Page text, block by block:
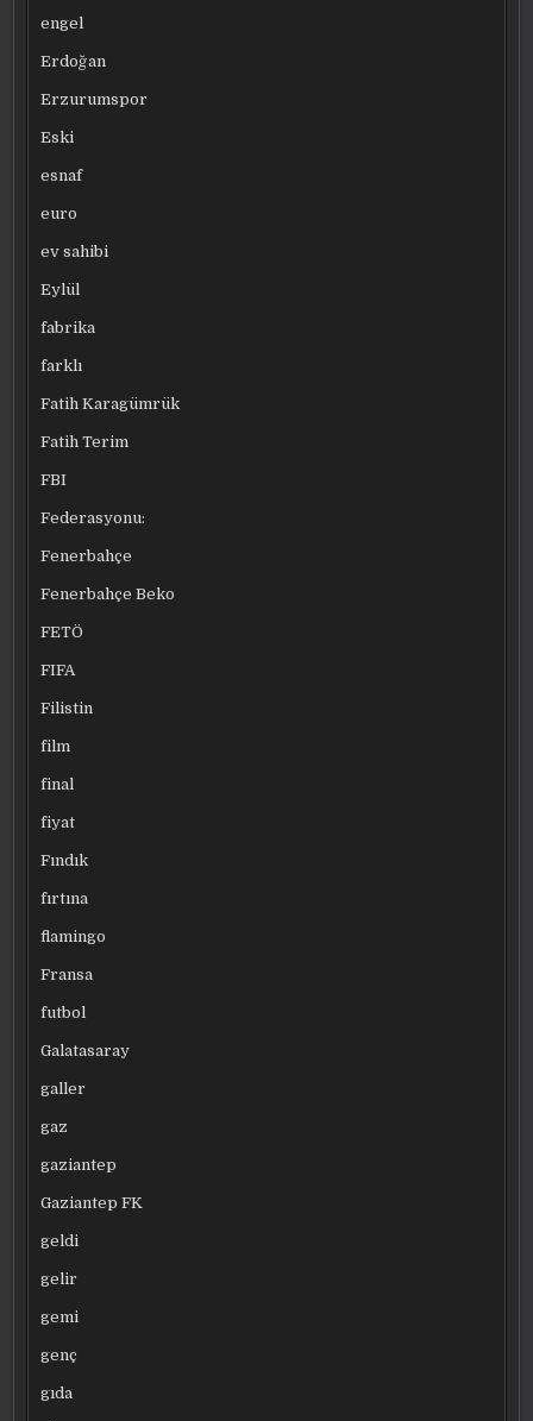
engel
Erdoğan
Erzurumspor
Eski
esnaf
euro
ev sahibi
Eylül
fabrika
farklı
Fatih Karagümrük
Fatih Terim
FBI
Federasyonu:
Fenerbahçe
Fenerbahçe Beko
FETÖ
FIFA
Filistin
film
final
fiyat
Fındık
fırtına
flamingo
Fransa
futbol
Galatasaray
galler
gaz
gaziantep
Gaziantep FK
geldi
gelir
gemi
genç
gıda